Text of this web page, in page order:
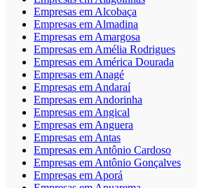
Empresas em Alcobaça
Empresas em Almadina
Empresas em Amargosa
Empresas em Amélia Rodrigues
Empresas em América Dourada
Empresas em Anagé
Empresas em Andaraí
Empresas em Andorinha
Empresas em Angical
Empresas em Anguera
Empresas em Antas
Empresas em Antônio Cardoso
Empresas em Antônio Gonçalves
Empresas em Aporá